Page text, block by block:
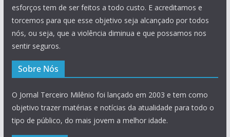
esforços tem de ser feitos a todo custo. E acreditamos e
torcemos para que esse objetivo seja alcançado por todos
nós, ou seja, que a violência diminua e que possamos nos
sentir seguros.
Sobre Nós
O Jornal Terceiro Milênio foi lançado em 2003 e tem como
objetivo trazer matérias e notícias da atualidade para todo o
tipo de público, do mais jovem a melhor idade.